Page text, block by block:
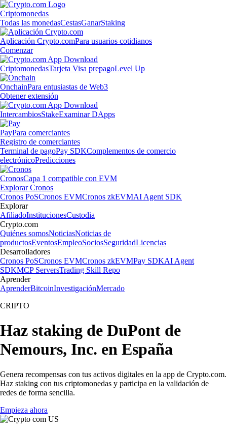
Criptomonedas
Todas las monedasCestasGanarStaking
Aplicación Crypto.comPara usuarios cotidianos
Comenzar
CriptomonedasTarjeta Visa prepagoLevel Up
OnchainPara entusiastas de Web3
Obtener extensión
IntercambiosStakeExaminar DApps
PayPara comerciantes
Registro de comerciantes
Terminal de pagoPay SDKComplementos de comercio
electrónicoPredicciones
CronosCapa 1 compatible con EVM
Explorar Cronos
Cronos PoSCronos EVMCronos zkEVMAI Agent SDK
Explorar
AfiliadoInstitucionesCustodia
Crypto.com
Quiénes somosNoticiasNoticias de
productosEventosEmpleoSociosSeguridadLicencias
Desarrolladores
Cronos PoSCronos EVMCronos zkEVMPay SDKAI Agent
SDKMCP ServersTrading Skill Repo
Aprender
AprenderBitcoinInvestigaciónMercado
CRIPTO
Haz staking de DuPont de
Nemours, Inc. en España
Genera recompensas con tus activos digitales en la app de Crypto.com.
Haz staking con tus criptomonedas y participa en la validación de
redes de forma sencilla.
Empieza ahora